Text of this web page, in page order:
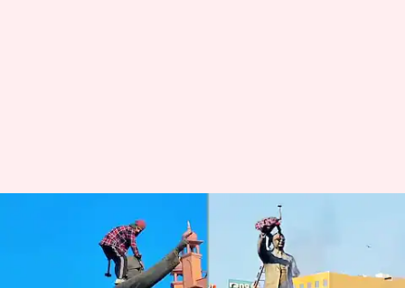
पंजाब: अमृतसर में भीमराव अंबेडकर
की मूर्ति पर चढ़कर उसे हथौड़े से
तोड़ा, बंद का आह्वान